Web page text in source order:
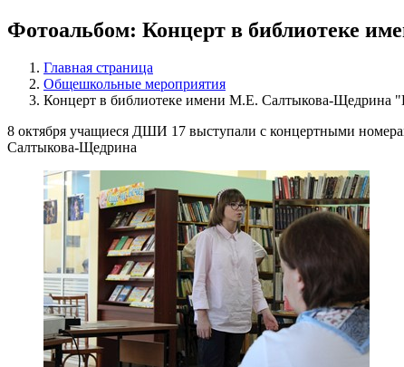
Фотоальбом: Концерт в библиотеке
Главная страница
Общешкольные мероприятия
Концерт в библиотеке имени М.Е. Салтыкова-Щедрина
8 октября учащиеся ДШИ 17 выступали с концертными
Салтыкова-Щедрина